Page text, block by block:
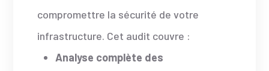
compromettre la sécurité de votre
infrastructure. Cet audit couvre :
Analyse complète des